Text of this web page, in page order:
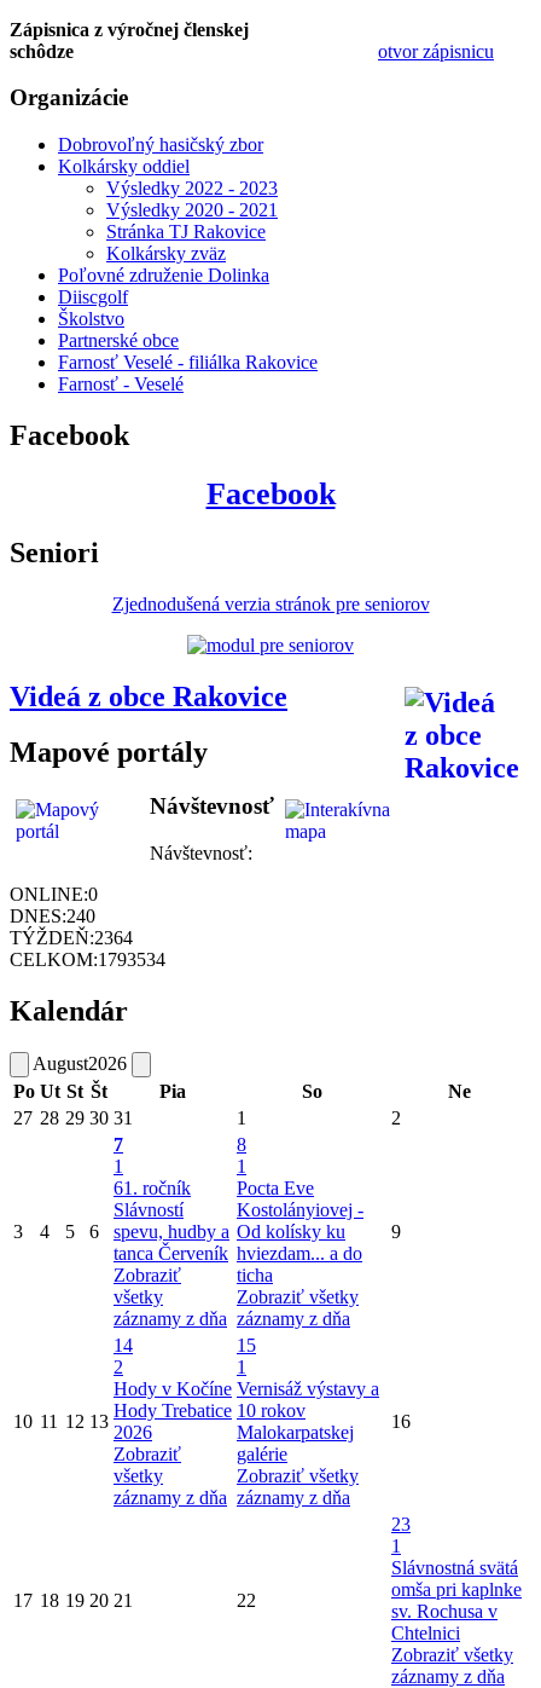
Zápisnica z výročnej členskej
schôdze
otvor zápisnicu
Organizácie
Dobrovoľný hasičský zbor
Kolkársky oddiel
Výsledky 2022 - 2023
Výsledky 2020 - 2021
Stránka TJ Rakovice
Kolkársky zväz
Poľovné združenie Dolinka
Diiscgolf
Školstvo
Partnerské obce
Farnosť Veselé - filiálka Rakovice
Farnosť - Veselé
Facebook
Facebook
Seniori
Zjednodušená verzia stránok pre seniorov
Videá z obce Rakovice
Mapové portály
Návštevnosť
Návštevnosť:
ONLINE:0
DNES:240
TÝŽDEŇ:2364
CELKOM:1793534
Kalendár
August2026
Po Ut St Št Pia So
Ne
27 28 29 30 31 1 2
3 4 5 6
7
1
61. ročník
Slávností
spevu, hudby a
tanca Červeník
Zobraziť
všetky
záznamy z dňa
8
1
Pocta Eve
Kostolányiovej -
Od kolísky ku
hviezdam... a do
ticha
Zobraziť všetky
záznamy z dňa
9
10 11 12 13
14
2
Hody v Kočíne
Hody Trebatice
2026
Zobraziť
všetky
záznamy z dňa
15
1
Vernisáž výstavy a
10 rokov
Malokarpatskej
galérie
Zobraziť všetky
záznamy z dňa
16
17 18 19 20 21 22
23
1
Slávnostná svätá
omša pri kaplnke
sv. Rochusa v
Chtelnici
Zobraziť všetky
záznamy z dňa